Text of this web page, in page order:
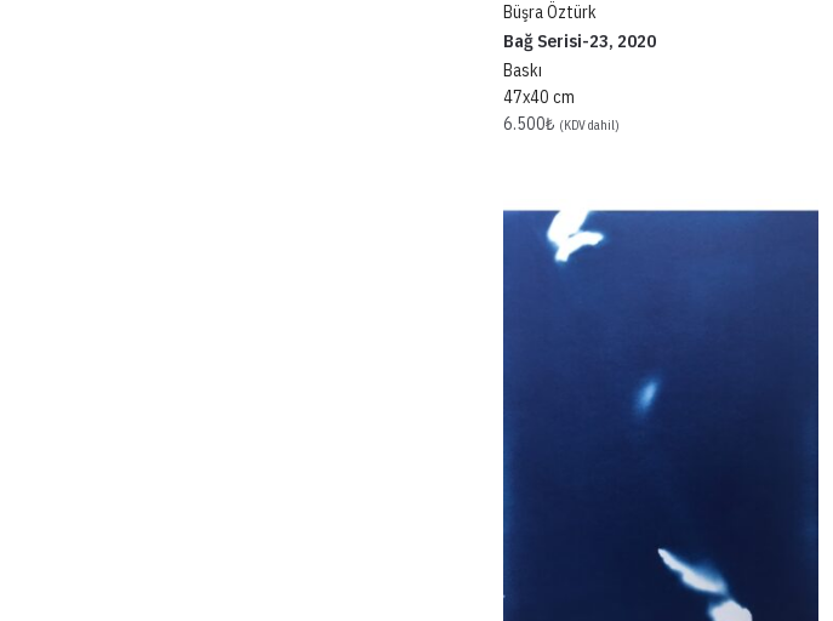
Büşra Öztürk
Bağ Serisi-23, 2020
Baskı
47x40 cm
6.500₺ (KDV dahil)